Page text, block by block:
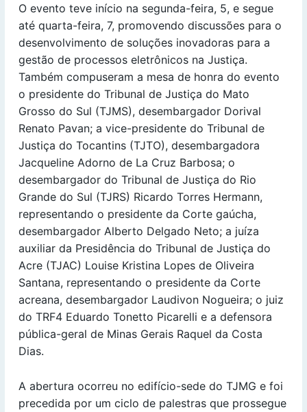
O evento teve início na segunda-feira, 5, e segue
até quarta-feira, 7, promovendo discussões para o
desenvolvimento de soluções inovadoras para a
gestão de processos eletrônicos na Justiça.
Também compuseram a mesa de honra do evento
o presidente do Tribunal de Justiça do Mato
Grosso do Sul (TJMS), desembargador Dorival
Renato Pavan; a vice-presidente do Tribunal de
Justiça do Tocantins (TJTO), desembargadora
Jacqueline Adorno de La Cruz Barbosa; o
desembargador do Tribunal de Justiça do Rio
Grande do Sul (TJRS) Ricardo Torres Hermann,
representando o presidente da Corte gaúcha,
desembargador Alberto Delgado Neto; a juíza
auxiliar da Presidência do Tribunal de Justiça do
Acre (TJAC) Louise Kristina Lopes de Oliveira
Santana, representando o presidente da Corte
acreana, desembargador Laudivon Nogueira; o juiz
do TRF4 Eduardo Tonetto Picarelli e a defensora
pública-geral de Minas Gerais Raquel da Costa
Dias.
A abertura ocorreu no edifício-sede do TJMG e foi
precedida por um ciclo de palestras que prossegue